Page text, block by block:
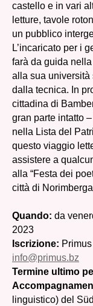
castello e in vari
letture, tavole
un pubblico
L’incaricato per i
farà da guida
alla sua università
dalla tecnica. In
cittadina di
gran parte intatto
nella Lista del
questo viaggio
assistere a
alla “Festa dei
città di
Quando: da
2023
Iscrizione:
info@primus.bz
Termine ultimo
linguistico) del